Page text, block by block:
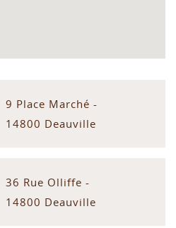
9 Place Marché -
14800 Deauville
36 Rue Olliffe -
14800 Deauville